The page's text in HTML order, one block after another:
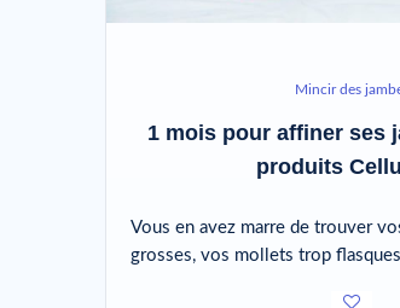
Mincir des
1 mois pour affiner ses
produits
Vous en avez marre de trouver
grosses, vos mollets trop